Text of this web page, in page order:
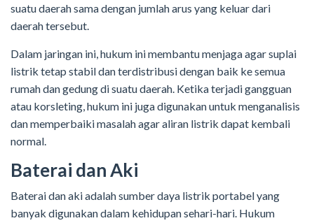
suatu daerah sama dengan jumlah arus yang keluar dari
daerah tersebut.
Dalam jaringan ini, hukum ini membantu menjaga agar suplai
listrik tetap stabil dan terdistribusi dengan baik ke semua
rumah dan gedung di suatu daerah. Ketika terjadi gangguan
atau korsleting, hukum ini juga digunakan untuk menganalisis
dan memperbaiki masalah agar aliran listrik dapat kembali
normal.
Baterai dan Aki
Baterai dan aki adalah sumber daya listrik portabel yang
banyak digunakan dalam kehidupan sehari-hari. Hukum